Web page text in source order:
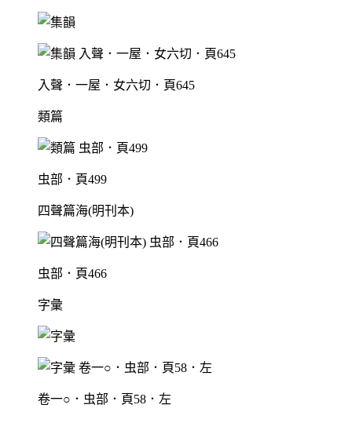
入聲．一屋．女六切．頁645
類篇
虫部．頁499
四聲篇海(明刊本)
虫部．頁466
字彙
卷一○．虫部．頁58．左